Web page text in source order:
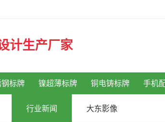
计生产厂家
钢标牌 镍超薄标牌 铜电铸标牌 手机
行业新闻 大东影像